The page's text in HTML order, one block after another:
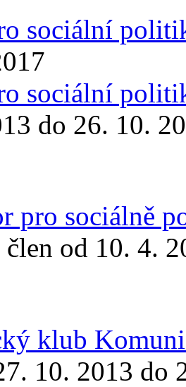
sociální
sociální
do 26. 10.
pro sociálně
člen od 10. 4.
klub
10. 2013 do